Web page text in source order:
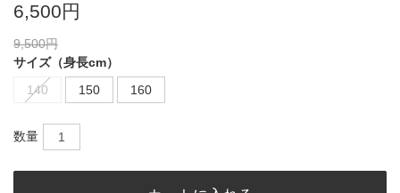
6,500円
9,500円
サイズ（身長cm）
140
150 160
数量